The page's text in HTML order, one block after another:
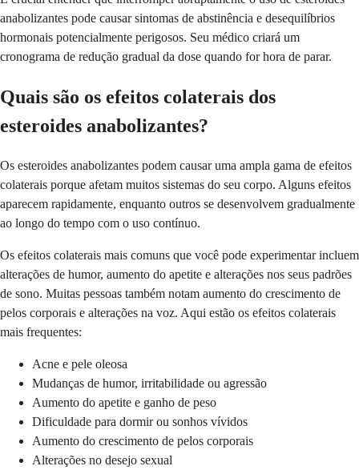
anabolizantes pode causar sintomas de abstinência e desequilíbrios
hormonais potencialmente perigosos. Seu médico criará um
cronograma de redução gradual da dose quando for hora de parar.
Quais são os efeitos colaterais dos
esteroides anabolizantes?
Os esteroides anabolizantes podem causar uma ampla gama de efeitos
colaterais porque afetam muitos sistemas do seu corpo. Alguns efeitos
aparecem rapidamente, enquanto outros se desenvolvem gradualmente
ao longo do tempo com o uso contínuo.
Os efeitos colaterais mais comuns que você pode experimentar incluem
alterações de humor, aumento do apetite e alterações nos seus padrões
de sono. Muitas pessoas também notam aumento do crescimento de
pelos corporais e alterações na voz. Aqui estão os efeitos colaterais
mais frequentes:
Acne e pele oleosa
Mudanças de humor, irritabilidade ou agressão
Aumento do apetite e ganho de peso
Dificuldade para dormir ou sonhos vívidos
Aumento do crescimento de pelos corporais
Alterações no desejo sexual